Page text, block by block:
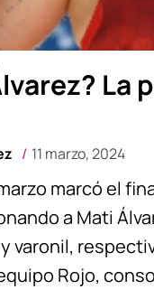
La
11 marzo, 2024
marcó el
a Mati
varonil,
Rojo,